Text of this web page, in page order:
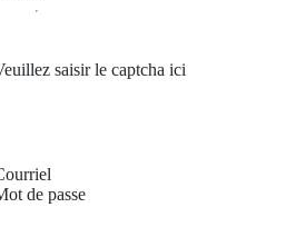
saisir le captcha ici
de passe